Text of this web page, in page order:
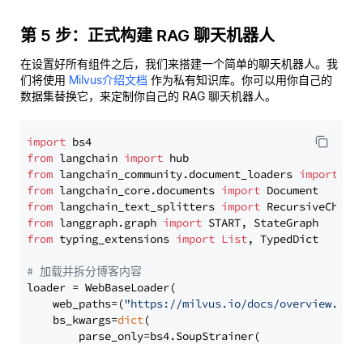
第 5 步：正式构建 RAG 聊天机器人
在设置好所有组件之后，我们来搭建一个简单的聊天机器人。我
们将使用 Milvus介绍文档 作为私有知识库。你可以用你自己的
数据集替换它，来定制你自己的 RAG 聊天机器人。
import
from langchain import
from langchain_community.document_loaders import
from langchain_core.documents import
from langchain_text_splitters import
from langgraph.graph import
from typing_extensions import List, TypedDict
# 加载并拆分博客内容
loader = WebBaseLoader(
    web_paths=(
"https://milvus.io/docs/overview.md"
    bs_kwargs=
dict(
        parse_only=bs4.SoupStrainer(